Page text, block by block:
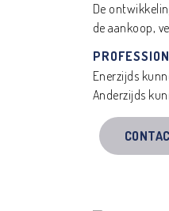
De
de aankoop,
Enerzijds
Anderzijds